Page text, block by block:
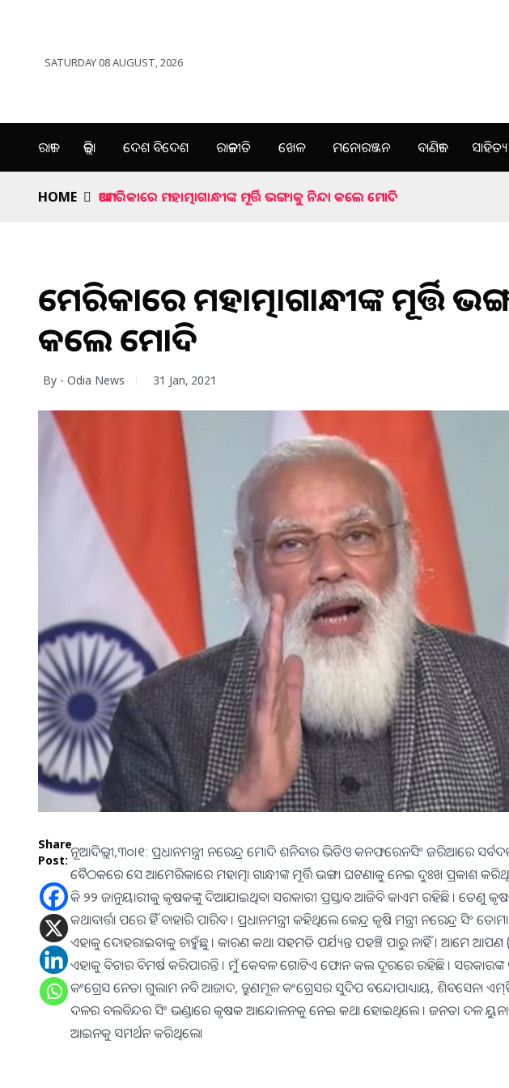
SATURDAY 08 AUGUST, 2026
ରାଜ୍ୟ ଜିଲ୍ଲା ଦେଶ ବିଦେଶ ରାଜନୀତି ଖେଳ ମନୋରଞ୍ଜନ ବାଣିଜ୍ୟ
HOME ଆମେରିକାରେ ମହାତ୍ମାଗାନ୍ଧୀଙ୍କ ମୂର୍ତ୍ତି ଭଙ୍ଗାକୁ ନିନ୍ଦା କଲେ ମୋଦି
ଆମେରିକାରେ ମହାତ୍ମାଗାନ୍ଧୀଙ୍କ ମୂର୍ତ୍ତି
କଲେ ମୋଦି
By - Odia News 31 Jan, 2021
Share
Post:
ନୂଆଦିଲ୍ଲୀ,୩୦।୧: ପ୍ରଧାନମନ୍ତ୍ରୀ ନରେନ୍ଦ୍ର ମୋଦି ଶନିବାର ଭିଡିଓ କନଫରେନସିଂ ଜରିଆରେ
ବୈଠକରେ ସେ ଆମେରିକାରେ ମହାତ୍ମା ଗାନ୍ଧୀଙ୍କ ମୂର୍ତ୍ତି ଭଙ୍ଗା ଘଟଣାକୁ ନେଇ ଦୁଃଖ ପ୍ରକାଶ
କି ୨୨ ଜାନୁୟାରୀକୁ କୃଷକଙ୍କୁ ଦିଆଯାଇଥିବା ସରକାରୀ ପ୍ରସ୍ତାବ ଆଜିବି କାଏମ ରହିଛି । ତେଣୁ
କଥାବାର୍ତ୍ତା ପରେ ହିଁ ବାହାରି ପାରିବ । ପ୍ରଧାନମନ୍ତ୍ରୀ କହିଥିଲେ କେନ୍ଦ୍ର କୃଷି ମନ୍ତ୍ରୀ ନରେନ୍ଦ୍ର ସିଂ
ଏହାକୁ ଦୋହରାଇବାକୁ ଚାହୁଁଛୁ । କାରଣ କଥା ସହମତି ପର୍ଯ୍ୟନ୍ତ ପହଞ୍ଚି ପାରୁ ନାହିଁ । ଆମେ
ଏହାକୁ ବିଚାର ବିମର୍ଷ କରିପାରନ୍ତି । ମୁଁ କେବଳ ଗୋଟିଏ ଫୋନ କଲ ଦୂରରେ ରହିଛି । ସରକାରଙ୍କ
କଂଗ୍ରେସ ନେତା ଗୁଲାମ ନବି ଆଜାଦ, ତ୍ରୁଣମୂଳ କଂଗ୍ରେସର ସୁଦିପ ବନ୍ଦୋପାଧ୍ୟାୟ, ଶିବସେନା
ଦଳର ବଲବିନ୍ଦର ସିଂ ଭଣ୍ଡାରେ କୃଷକ ଆନ୍ଦୋଳନକୁ ନେଇ କଥା ହୋଇଥିଲେ । ଜନତା ଦଳ
ଆଇନକୁ ସମର୍ଥନ କରିଥିଲେ।